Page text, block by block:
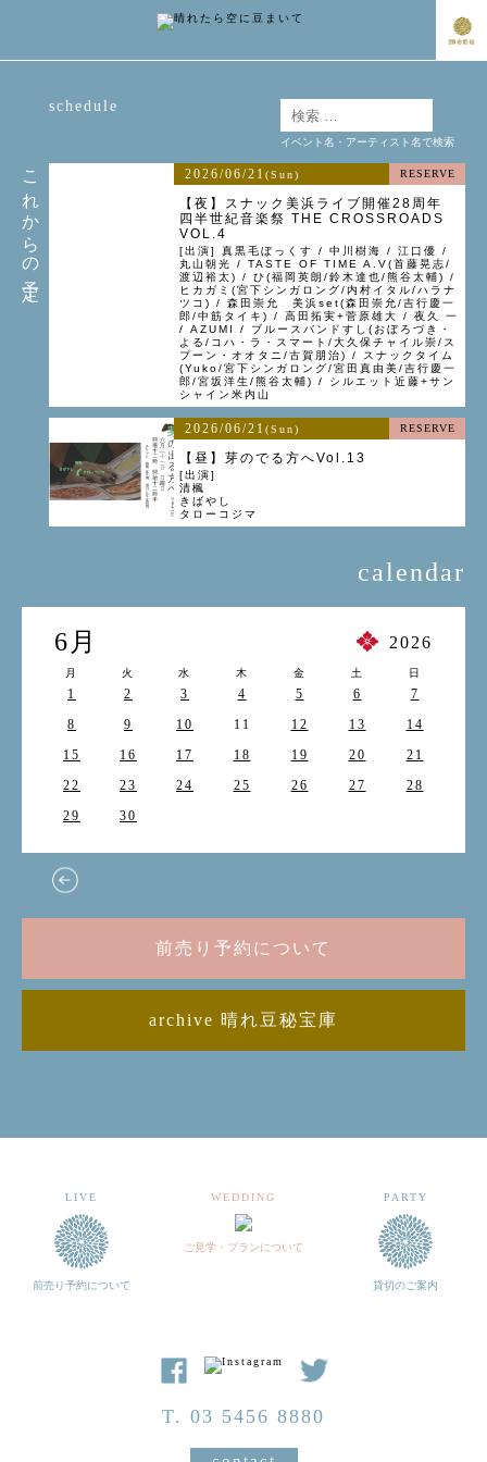
これからの予定
schedule
2026/06/21(Sun) RESERVE
【夜】スナック美浜ライブ開催28周年
四半世紀音楽祭 THE CROSSROADS
VOL.4
[出演] 真黒毛ぼっくす / 中川樹海 / 江口優 /
丸山朝光 / TASTE OF TIME A.V(首藤晃志/
渡辺裕太) / ひ(福岡英朗/鈴木達也/熊谷太輔) /
ヒカガミ(宮下シンガロング/内村イタル/ハラナ
ツコ) / 森田崇允 美浜set(森田崇允/吉行慶一
郎/中筋タイキ) / 高田拓実+菅原雄大 / 夜久 一
/ AZUMI / ブルースバンドすし(おぼろづき・
よる/コハ・ラ・スマート/大久保チャイル崇/ス
プーン・オオタニ/古賀朋治) / スナックタイム
(Yuko/宮下シンガロング/宮田真由美/吉行慶一
郎/宮坂洋生/熊谷太輔) / シルエット近藤+サン
シャイン米内山
2026/06/21(Sun) RESERVE
【昼】芽のでる方へVol.13
[出演]
清楓
きばやし
タローコジマ
calendar
6月 2026
月 火 水 木 金 土 日
1 2 3 4 5 6
7
8
9 10 11 12 13
14
15
16 17 18 19 20
21
22
23 24 25 26 27
28
29
30
イベント名・アーティスト名で検索
前売り予約について
archive 晴れ豆秘宝庫
LIVE
前売り予約について
WEDDING
ご見学・プランについて
PARTY
貸切のご案内
T. 03 5456 8880